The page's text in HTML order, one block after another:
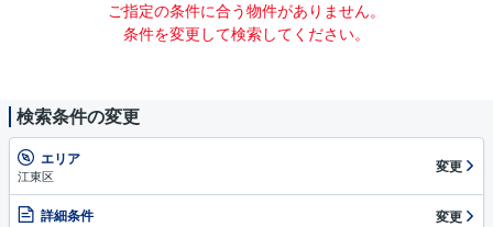
ご指定の条件に合う物件がありません。
条件を変更して検索してください。
検索条件の変更
エリア
江東区
変更
詳細条件 変更